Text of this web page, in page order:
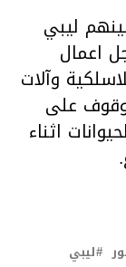
ليبي
اعمال
وآلات
على
اثناء
ليبي